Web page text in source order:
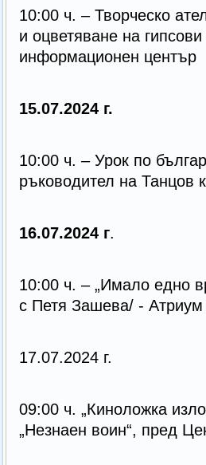
10:00 ч. – Творческо
и оцветяване на
информационен център
15.07.2024 г.
10:00 ч. – Урок по
ръководител на Танцов
16.07.2024 г.
10:00 ч. – „Имало едно
с Петя Зашева/ - Атриум
17.07.2024 г.
09:00 ч. „Киноложка
„Незнаен воин“, пред